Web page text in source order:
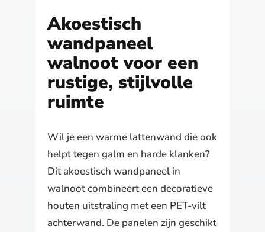
Akoestisch
wandpaneel
walnoot voor een
rustige, stijlvolle
ruimte
Wil je een warme lattenwand die ook
helpt tegen galm en harde klanken?
Dit akoestisch wandpaneel in
walnoot combineert een decoratieve
houten uitstraling met een PET-vilt
achterwand. De panelen zijn geschikt